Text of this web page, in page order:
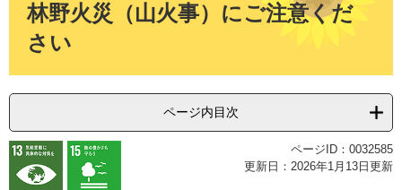
林野火災（山火事）にご注意くだ
さい
ページ内目次
ページID：0032585
更新日：2026年1月13日更新